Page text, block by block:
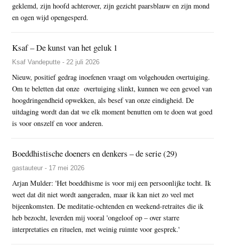
geklemd, zijn hoofd achterover, zijn gezicht paarsblauw en zijn mond
en ogen wijd opengesperd.
Ksaf – De kunst van het geluk 1
Ksaf Vandeputte - 22 juli 2026
Nieuw, positief gedrag inoefenen vraagt om volgehouden overtuiging.
Om te beletten dat onze overtuiging slinkt, kunnen we een gevoel van
hoogdringendheid opwekken, als besef van onze eindigheid. De
uitdaging wordt dan dat we elk moment benutten om te doen wat goed
is voor onszelf en voor anderen.
Boeddhistische doeners en denkers – de serie (29)
gastauteur - 17 mei 2026
Arjan Mulder: 'Het boeddhisme is voor mij een persoonlijke tocht. Ik
weet dat dit niet wordt aangeraden, maar ik kan niet zo veel met
bijeenkomsten. De meditatie-ochtenden en weekend-retraites die ik
heb bezocht, leverden mij vooral 'ongeloof op – over starre
interpretaties en rituelen, met weinig ruimte voor gesprek.'